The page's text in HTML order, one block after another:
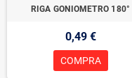
RIGA GONIOMETRO 180°
0,49 €
COMPRA